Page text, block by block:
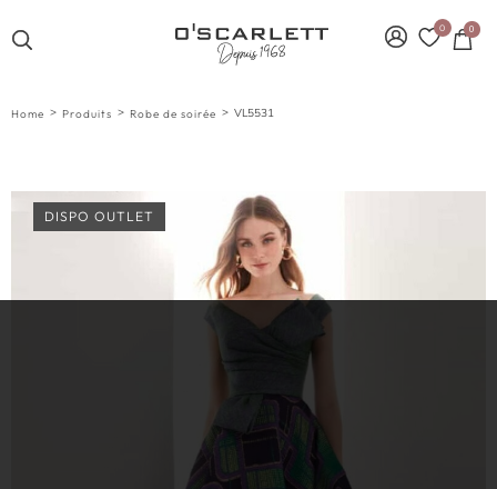
0 0
Home > Produits > Robe de soirée > VL5531
DISPO OUTLET